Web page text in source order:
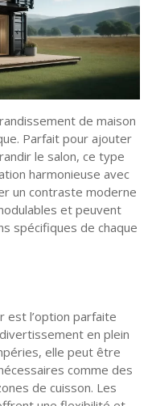
de maison
Parfait pour ajouter
le salon, ce type
harmonieuse avec
un contraste moderne
et peuvent
spécifiques de chaque
est l’option parfaite
en plein
elle peut être
comme des
de cuisson. Les